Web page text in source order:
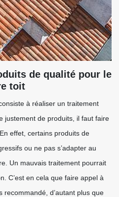
de qualité pour le
toit
à réaliser un traitement
justement de produits, il faut faire
effet, certains produits de
ou ne pas s’adapter au
Un mauvais traitement pourrait
C’est en cela que faire appel à
d’autant plus que